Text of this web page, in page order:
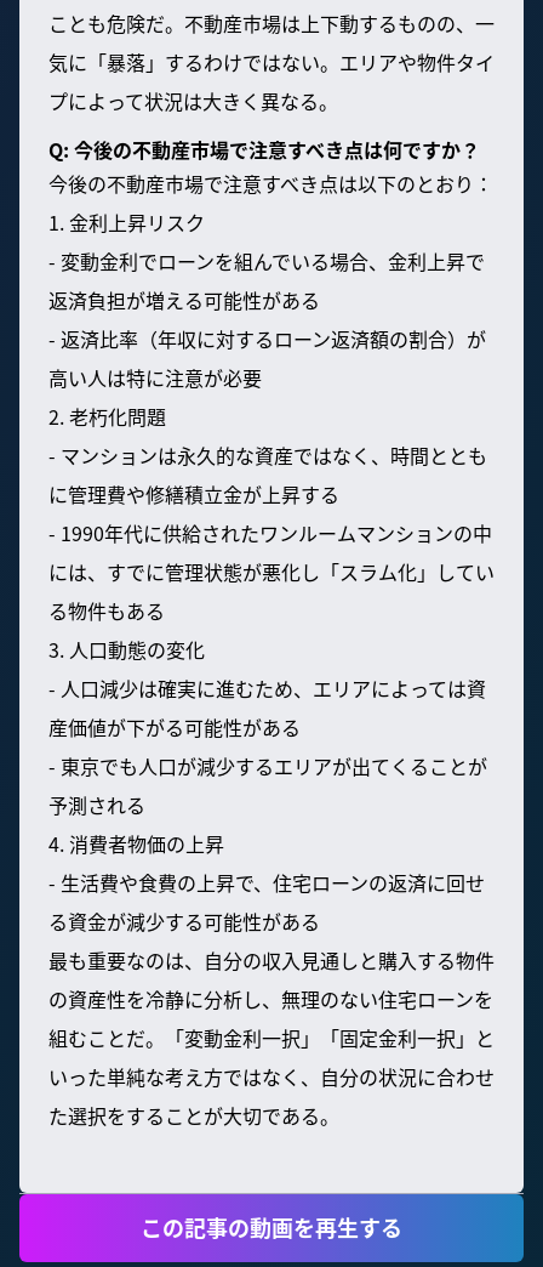
ことも危険だ。不動産市場は上下動するものの、一
気に「暴落」するわけではない。エリアや物件タイ
プによって状況は大きく異なる。
Q: 今後の不動産市場で注意すべき点は何ですか？
今後の不動産市場で注意すべき点は以下のとおり：
1. 金利上昇リスク
- 変動金利でローンを組んでいる場合、金利上昇で
返済負担が増える可能性がある
- 返済比率（年収に対するローン返済額の割合）が
高い人は特に注意が必要
2. 老朽化問題
- マンションは永久的な資産ではなく、時間ととも
に管理費や修繕積立金が上昇する
- 1990年代に供給されたワンルームマンションの中
には、すでに管理状態が悪化し「スラム化」してい
る物件もある
3. 人口動態の変化
- 人口減少は確実に進むため、エリアによっては資
産価値が下がる可能性がある
- 東京でも人口が減少するエリアが出てくることが
予測される
4. 消費者物価の上昇
- 生活費や食費の上昇で、住宅ローンの返済に回せ
る資金が減少する可能性がある
最も重要なのは、自分の収入見通しと購入する物件
の資産性を冷静に分析し、無理のない住宅ローンを
組むことだ。「変動金利一択」「固定金利一択」と
いった単純な考え方ではなく、自分の状況に合わせ
た選択をすることが大切である。
この記事の動画を再生する